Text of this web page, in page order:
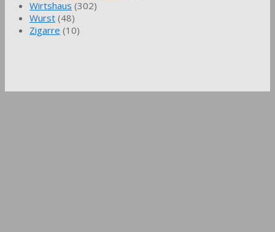
Wirtshaus (302)
Wurst (48)
Zigarre (10)